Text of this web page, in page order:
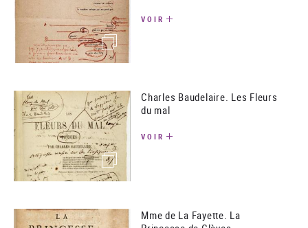
(image)
VOIR
(image)
Charles Baudelaire. Les Fleurs
du mal
VOIR
Mme de La Fayette. La